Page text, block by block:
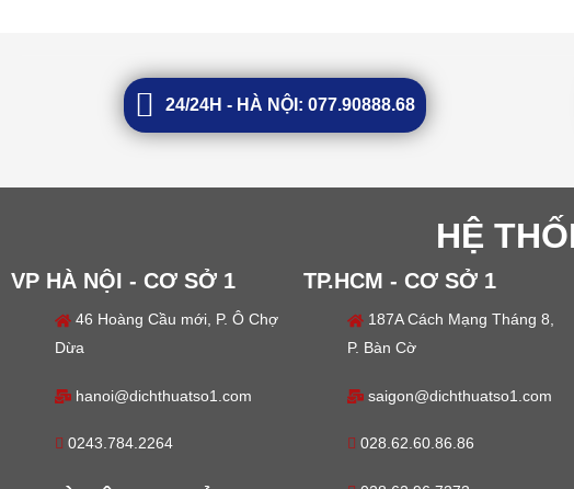
24/24H - HÀ NỘI: 077.90888.68
HỆ
VP HÀ NỘI - CƠ SỞ 1
46 Hoàng Cầu mới, P. Ô Chợ
Dừa
hanoi@dichthuatso1.com
0243.784.2264
TP.HCM - CƠ SỞ 1
187A Cách Mạng Tháng 8,
P. Bàn Cờ
saigon@dichthuatso1.com
028.62.60.86.86